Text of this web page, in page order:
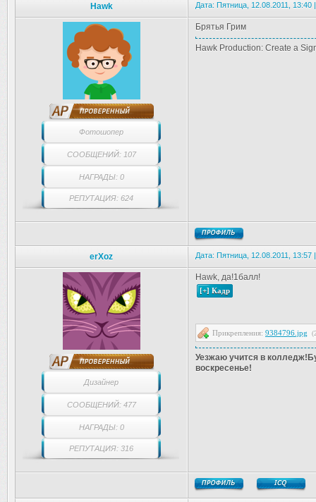
Hawk Дата: Пятница, 12.08.2011,
Фотошопер
СООБЩЕНИЙ: 107
НАГРАДЫ: 0
РЕПУТАЦИЯ: 624
Брятья Грим
Hawk Production: Create a
erXoz Дата: Пятница, 12.08.2011,
Дизайнер
СООБЩЕНИЙ: 477
НАГРАДЫ: 0
РЕПУТАЦИЯ: 316
Hawk, да!1балл!
Прикрепления: 9384796.jpg
Уезжаю учится в
воскресенье!